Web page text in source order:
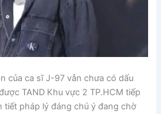
của ca sĩ J-97 vẫn chưa có dấu
TAND Khu vực 2 TP.HCM tiếp
tiết pháp lý đáng chú ý đang chờ